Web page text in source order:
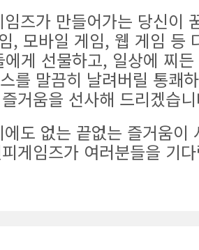
임즈가 만들어가는 당신이
, 모바일 게임, 웹 게임 등
에게 선물하고, 일상에 찌
를 말끔히 날려버릴 통쾌
즐거움을 선사해 드리겠습
도 없는 끝없는 즐거움이
게임즈가 여러분들을 기